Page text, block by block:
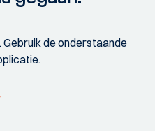
de onderstaande